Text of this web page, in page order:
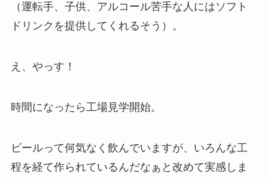
（運転手、子供、アルコール苦手な人にはソフト
ドリンクを提供してくれるそう）。
え、やっす！
時間になったら工場見学開始。
ビールって何気なく飲んでいますが、いろんな工
程を経て作られているんだなぁと改めて実感しま